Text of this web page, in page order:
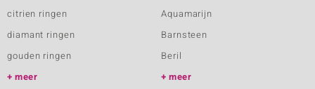
citrien ringen
diamant ringen
gouden ringen
meer
Aquamarijn
Barnsteen
Beril
meer